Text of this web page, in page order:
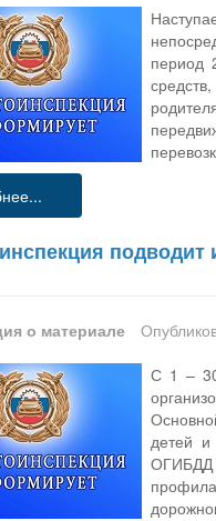
период
о материале
С 1 –
детей и